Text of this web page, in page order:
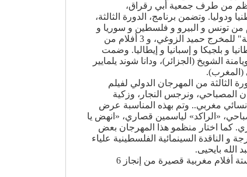
من طرف جمعية أبي رقراق،
وتضمن برنامج، الدورة الثالثة،
الخاصة بالأفلام الطويلة التي شارك فيها 12 فيلما من بينها 9 أفلام من تونس و البيرو و فلسطين و سوريا و
مصر و بلجيكا و الصين و الولايات المتحدة الأمريكية و المغرب الممثل بفيلم "خربوشة" للمخرج حميد الزوغي، و 3 أفلام من
و بلجيكا و إسبانيا و إيطاليا. وضمت
ويامنة الشويخ (الجزائر)، ودانا شوند يلمايير
(المغرب).
الثالثة من المهرجان الدولي لفيلم
المصباحي، ونرجس النجار، وزكية
بمناسبة مرور 30 سنة على أول فيلم نسائي مغربي.. وتم بهذه المناسبة عرض
«الراكد» لياسمين قصاري، «انهض يا
كما اختار منظمو هذا المهرجان بعض
و الناقدة السينمائية الفلسطينية علياء
الله بايحيى.
و تميزت الدورة الثالثة، التي استضافت السينما الفلسطينية كضيف شرف، بعرض ستة أفلام مغربية قصيرة من إنجاز 6